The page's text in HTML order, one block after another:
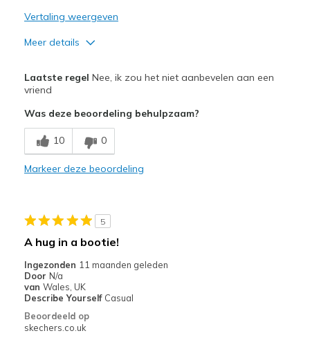
Width
View On Shoes
I'm Into Shoes
Vertaling weergeven
Meer details
Attractive Design
Comfortable
Stylish
Beste toepassingen
View On Shoes
Laatste regel Nee, ik zou het niet aanbevelen aan een
vriend
Was deze beoordeling behulpzaam?
10 0
Markeer deze beoordeling
5
A hug in a bootie!
Ingezonden 11 maanden geleden
Door N/a
van Wales, UK
Describe Yourself Casual
Beoordeeld op
skechers.co.uk